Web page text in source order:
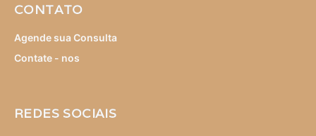
CONTATO
Agende sua Consulta
Contate - nos
REDES SOCIAIS